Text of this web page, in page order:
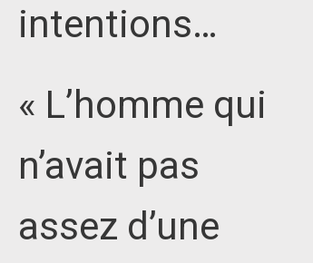
intentions…
« L’homme qui
n’avait pas
assez d’une